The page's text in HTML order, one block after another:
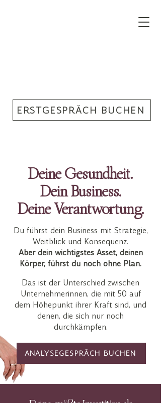
ERSTGESPRÄCH BUCHEN
Deine Gesundheit.
Dein Business.
Deine Verantwortung.
Du führst dein Business mit Strategie,
Weitblick und Konsequenz.
Aber dein wichtigstes Asset, deinen
Körper, führst du noch ohne Plan.
Das ist der Unterschied zwischen
Unternehmerinnen, die mit 50 auf
dem Höhepunkt ihrer Kraft sind, und
denen, die sich nur noch
durchkämpfen.
ANALYSEGESPRÄCH BUCHEN